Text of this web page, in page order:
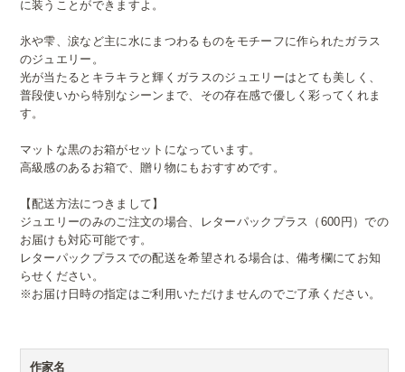
に装うことができますよ。
氷や雫、涙など主に水にまつわるものをモチーフに作られたガラス
のジュエリー。
光が当たるとキラキラと輝くガラスのジュエリーはとても美しく、
普段使いから特別なシーンまで、その存在感で優しく彩ってくれま
す。
マットな黒のお箱がセットになっています。
高級感のあるお箱で、贈り物にもおすすめです。
【配送方法につきまして】
ジュエリーのみのご注文の場合、レターパックプラス（600円）での
お届けも対応可能です。
レターパックプラスでの配送を希望される場合は、備考欄にてお知
らせください。
※お届け日時の指定はご利用いただけませんのでご了承ください。
作家名